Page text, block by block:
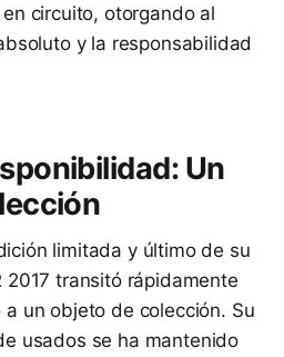
circuito, otorgando al
y la responsabilidad
Un
limitada y último de su
2017 transitó rápidamente
un objeto de colección. Su
usados se ha mantenido